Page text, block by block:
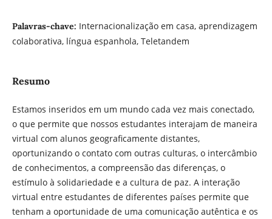
Palavras-chave: Internacionalização em casa, aprendizagem
colaborativa, língua espanhola, Teletandem
Resumo
Estamos inseridos em um mundo cada vez mais conectado,
o que permite que nossos estudantes interajam de maneira
virtual com alunos geograficamente distantes,
oportunizando o contato com outras culturas, o intercâmbio
de conhecimentos, a compreensão das diferenças, o
estímulo à solidariedade e a cultura de paz. A interação
virtual entre estudantes de diferentes países permite que
tenham a oportunidade de uma comunicação autêntica e os